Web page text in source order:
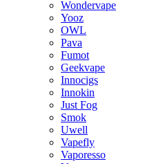
Wondervape
Yooz
OWL
Pava
Fumot
Geekvape
Innocigs
Innokin
Just Fog
Smok
Uwell
Vapefly
Vaporesso